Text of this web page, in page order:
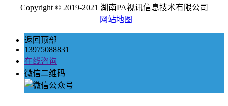
Copyright © 2019-2021 湖南PA视讯信息技术有限公司
网站地图
返回顶部
13975088831
在线咨询
微信二维码